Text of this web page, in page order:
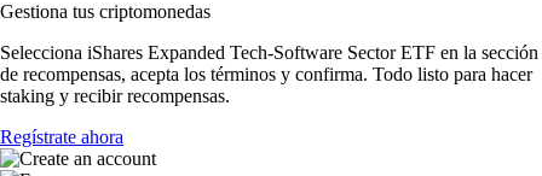
Gestiona tus criptomonedas
Selecciona iShares Expanded Tech-Software Sector ETF en la sección
de recompensas, acepta los términos y confirma. Todo listo para hacer
staking y recibir recompensas.
Regístrate ahora